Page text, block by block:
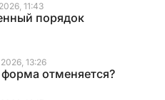
порядок
11:43
отменяется?
13:26